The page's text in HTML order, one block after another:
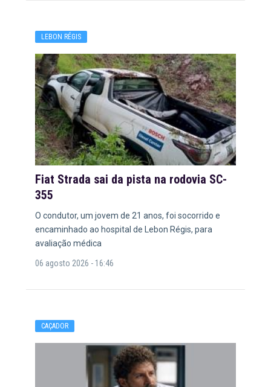
LEBON RÉGIS
Fiat Strada sai da pista na rodovia SC-
355
O condutor, um jovem de 21 anos, foi socorrido e
encaminhado ao hospital de Lebon Régis, para
avaliação médica
06 agosto 2026 - 16:46
CAÇADOR